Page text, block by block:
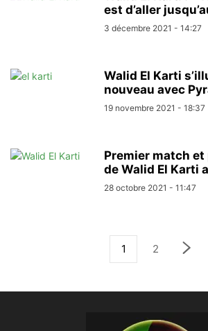
est d’aller
3 décembre 2021 - 14:27
Walid El Karti
nouveau avec
19 novembre 2021 - 18:37
Premier match
de Walid El Karti
28 octobre 2021 - 11:47
1 2